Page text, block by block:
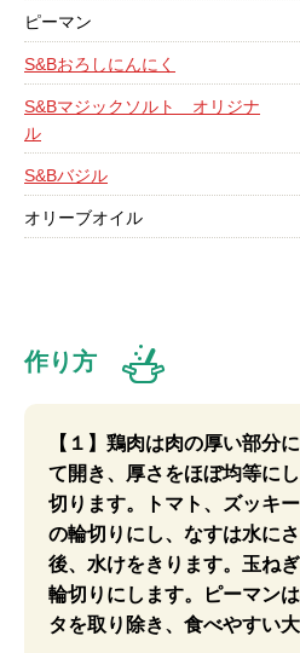
ピーマン
S&Bおろしにんにく
S&Bマジックソルト オリジナ
ル
S&Bバジル
オリーブオイル
作り方
【１】鶏肉は肉の厚い部分
て開き、厚さをほぼ均等に
切ります。トマト、ズッキ
の輪切りにし、なすは水に
後、水けをきります。玉ね
輪切りにします。ピーマン
タを取り除き、食べやすい